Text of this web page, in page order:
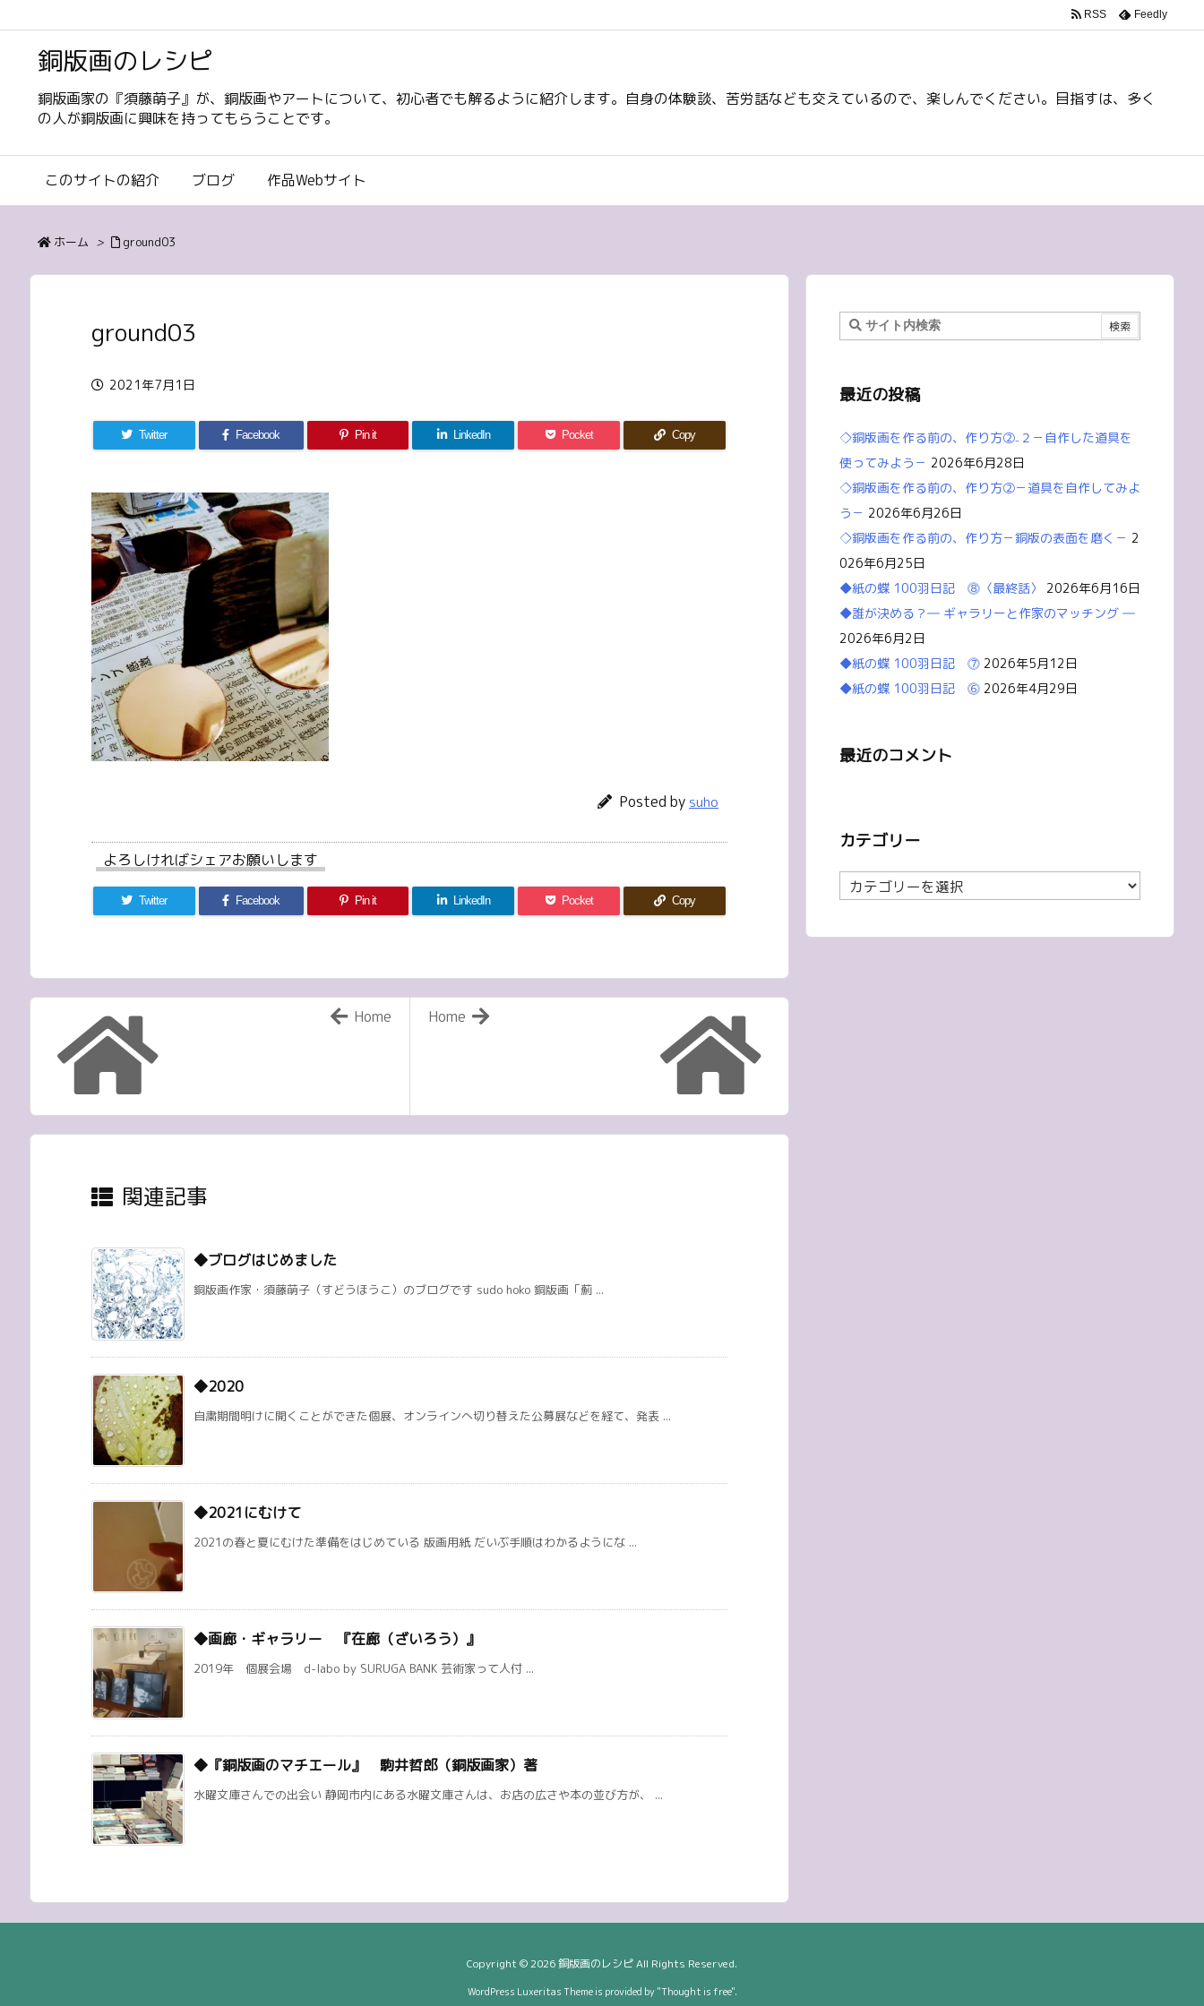
銅版画のレシピ
銅版画家の『須藤萌子』が、銅版画やアートについて、初心者でも解るように紹介します。自身の体験談、苦労話なども交えているので、楽しんでください。目指すは、多く
の人が銅版画に興味を持ってもらうことです。
このサイトの紹介 ブログ 作品Webサイト
RSS Feedly
ホーム > ground03
ground03
2021年7月1日
Twitter Facebook Pin it LinkedIn Pocket Copy
Posted by suho
よろしければシェアお願いします
Twitter Facebook Pin it LinkedIn Pocket Copy
Home
Home
関連記事
◆ブログはじめました
銅版画作家・須藤萌子（すどうほうこ）のブログです sudo hoko 銅版画「薊 ...
◆2020
自粛期間明けに開くことができた個展、オンラインへ切り替えた公募展などを経て、発表 ...
◆2021にむけて
2021の春と夏にむけた準備をはじめている 版画用紙 だいぶ手順はわかるようにな ...
◆画廊・ギャラリー 『在廊（ざいろう）』
2019年 個展会場 d-labo by SURUGA BANK 芸術家って人付 ...
◆『銅版画のマチエール』 駒井哲郎（銅版画家）著
水曜文庫さんでの出会い 静岡市内にある水曜文庫さんは、お店の広さや本の並び方が、 ...
最近の投稿
◇銅版画を作る前の、作り方②₋２－自作した道具を
使ってみよう－ 2026年6月28日
◇銅版画を作る前の、作り方②－道具を自作してみよ
う－ 2026年6月26日
◇銅版画を作る前の、作り方－銅版の表面を磨く－ 2
026年6月25日
◆紙の蝶 100羽日記 ⓼〈最終話〉
2026年6月16日
◆誰が決める？― ギャラリーと作家のマッチング ―
2026年6月2日
◆紙の蝶 100羽日記 ⓻ 2026年5月12日
◆紙の蝶 100羽日記 ⓺ 2026年4月29日
最近のコメント
カテゴリー
カ
テ
リ
Copyright ©2026銅版画のレシピAll Rights Reserved.
WordPress Luxeritas Theme is provided by "Thought is free".